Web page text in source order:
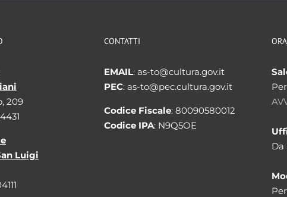
209
Luigi
CONTATTI
EMAIL: as-to@cultura.gov.it
PEC: as-to@pec.cultura.gov.it
Codice Fiscale: 80090580012
Codice IPA: N9Q5OE
Da